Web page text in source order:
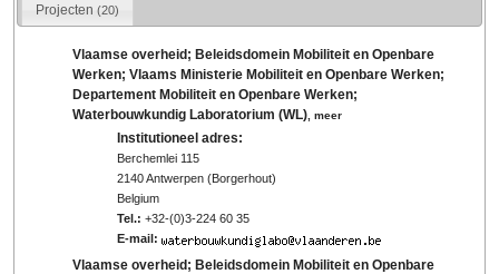
Projecten (20)
Vlaamse overheid; Beleidsdomein Mobiliteit en Openbare
Werken; Vlaams Ministerie Mobiliteit en Openbare Werken;
Departement Mobiliteit en Openbare Werken;
Waterbouwkundig Laboratorium (WL) ,meer
Institutioneel adres:
Berchemlei 115
2140 Antwerpen (Borgerhout)
Belgium
Tel.: +32-(0)3-224 60 35
E-mail:
Vlaamse overheid; Beleidsdomein Mobiliteit en Openbare